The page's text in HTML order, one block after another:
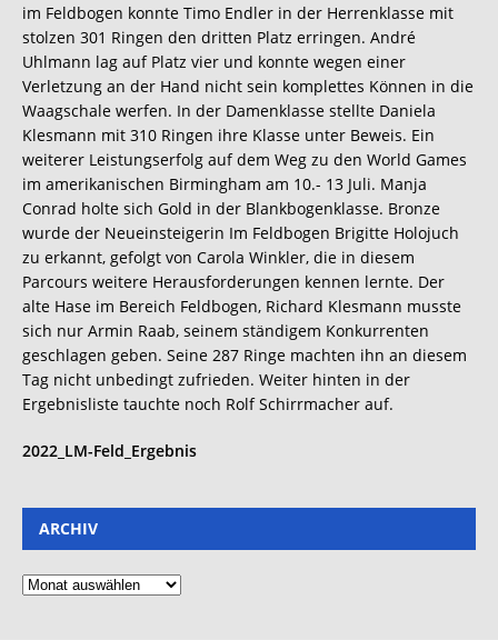
im Feldbogen konnte Timo Endler in der Herrenklasse mit
stolzen 301 Ringen den dritten Platz erringen. André
Uhlmann lag auf Platz vier und konnte wegen einer
Verletzung an der Hand nicht sein komplettes Können in die
Waagschale werfen. In der Damenklasse stellte Daniela
Klesmann mit 310 Ringen ihre Klasse unter Beweis. Ein
weiterer Leistungserfolg auf dem Weg zu den World Games
im amerikanischen Birmingham am 10.- 13 Juli. Manja
Conrad holte sich Gold in der Blankbogenklasse. Bronze
wurde der Neueinsteigerin Im Feldbogen Brigitte Holojuch
zu erkannt, gefolgt von Carola Winkler, die in diesem
Parcours weitere Herausforderungen kennen lernte. Der
alte Hase im Bereich Feldbogen, Richard Klesmann musste
sich nur Armin Raab, seinem ständigem Konkurrenten
geschlagen geben. Seine 287 Ringe machten ihn an diesem
Tag nicht unbedingt zufrieden. Weiter hinten in der
Ergebnisliste tauchte noch Rolf Schirrmacher auf.
2022_LM-Feld_Ergebnis
ARCHIV